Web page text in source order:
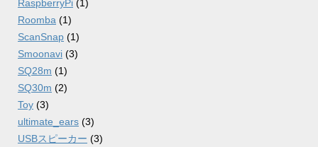
RaspberryPi (1)
Roomba (1)
ScanSnap (1)
Smoonavi (3)
SQ28m (1)
SQ30m (2)
Toy (3)
ultimate_ears (3)
USBスピーカー (3)